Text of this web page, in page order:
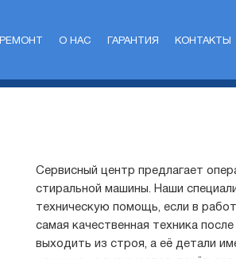
РЕМОНТ О НАС ГАРАНТИЯ КОНТАКТЫ
Сервисный центр предлагает
стиральной машины. Наши
техническую помощь, если в
самая качественная техника
выходить из строя, а её детали